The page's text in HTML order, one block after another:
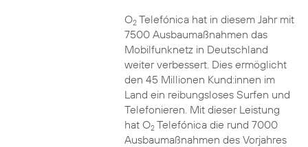
O2Telefónica hat in diesem Jahr mit
7500 Ausbaumaßnahmen das
Mobilfunknetz in Deutschland
weiter verbessert. Dies ermöglicht
den 45 Millionen Kund:innen im
Land ein reibungsloses Surfen und
Telefonieren. Mit dieser Leistung
hat O2Telefónica die rund 7000
Ausbaumaßnahmen des Vorjahres